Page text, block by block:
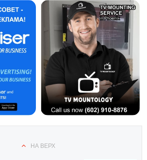
НА ВЕРХ